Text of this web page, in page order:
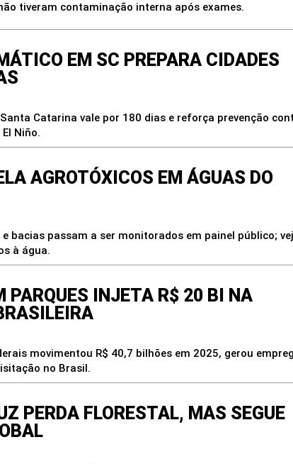
tiveram contaminação interna após exames.
EM SC PREPARA CIDADES
Catarina vale por 180 dias e reforça prevenção
Niño.
AGROTÓXICOS EM ÁGUAS DO
bacias passam a ser monitorados em painel público;
à água.
PARQUES INJETA R$ 20 BI NA
movimentou R$ 40,7 bilhões em 2025, gerou
no Brasil.
PERDA FLORESTAL, MAS SEGUE